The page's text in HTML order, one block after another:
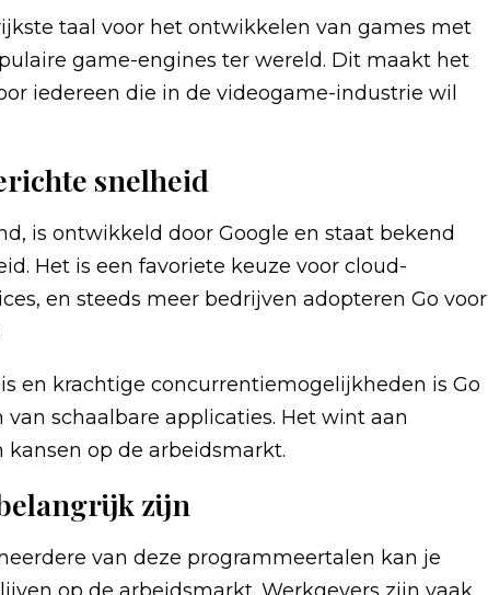
taal voor het ontwikkelen van games met
game-engines ter wereld. Dit maakt het
iedereen die in de videogame-industrie wil
snelheid
is ontwikkeld door Google en staat bekend
Het is een favoriete keuze voor cloud-
en steeds meer bedrijven adopteren Go voor
en krachtige concurrentiemogelijkheden is Go
schaalbare applicaties. Het wint aan
op de arbeidsmarkt.
zijn
van deze programmeertalen kan je